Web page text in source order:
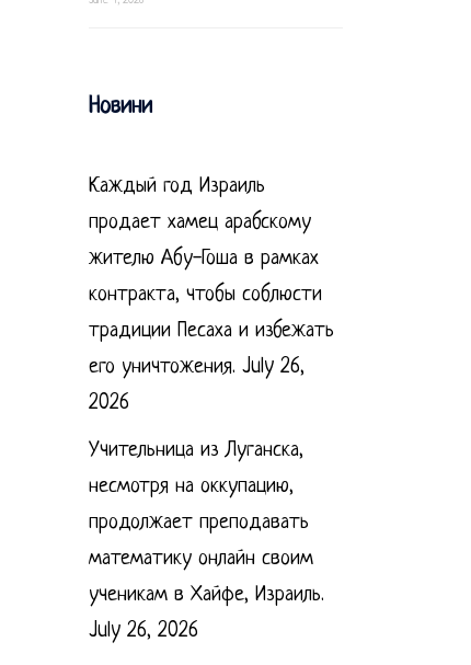
Новини
Каждый год Израиль
продает хамец арабскому
жителю Абу-Гоша в рамках
контракта, чтобы соблюсти
традиции Песаха и избежать
его уничтожения. July 26,
2026
Учительница из Луганска,
несмотря на оккупацию,
продолжает преподавать
математику онлайн своим
ученикам в Хайфе, Израиль.
July 26, 2026